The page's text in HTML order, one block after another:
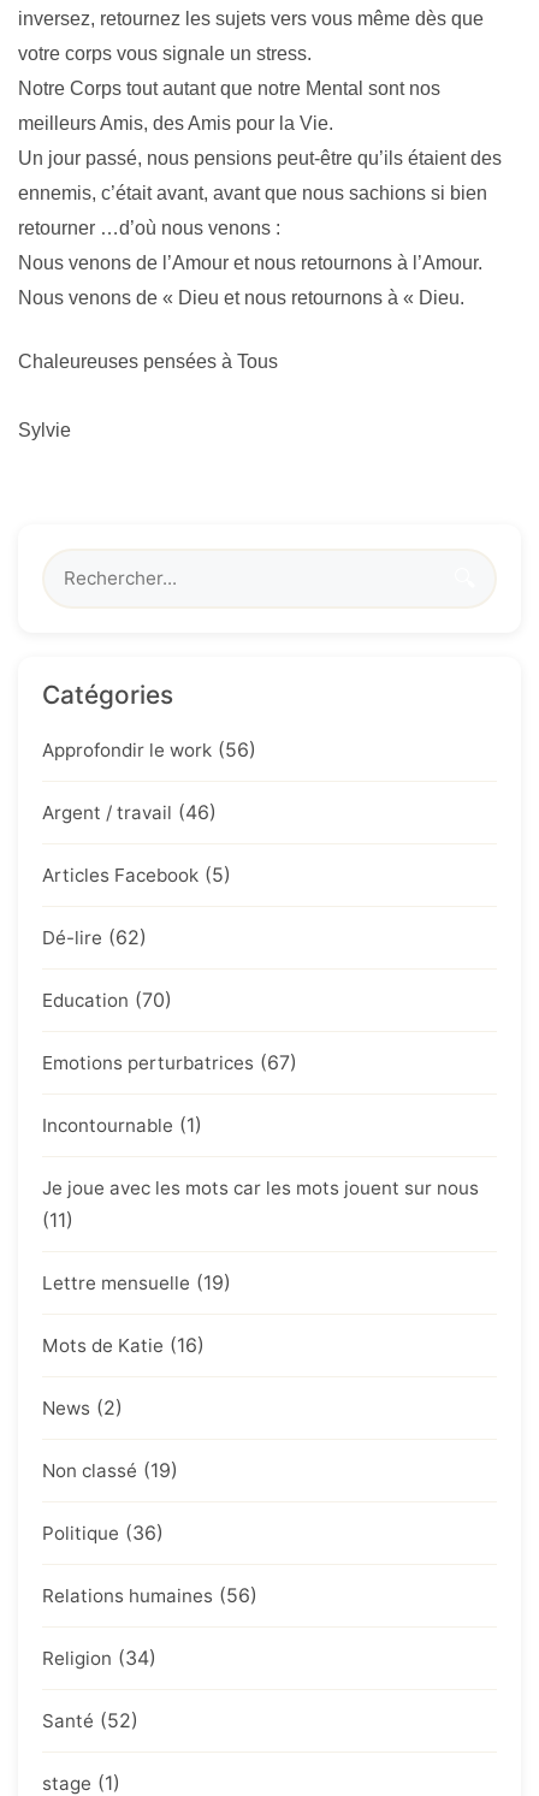
inversez, retournez les sujets vers vous même dès que
votre corps vous signale un stress.
Notre Corps tout autant que notre Mental sont nos
meilleurs Amis, des Amis pour la Vie.
Un jour passé, nous pensions peut-être qu’ils étaient des
ennemis, c’était avant, avant que nous sachions si bien
retourner …d’où nous venons :
Nous venons de l’Amour et nous retournons à l’Amour.
Nous venons de « Dieu et nous retournons à « Dieu.
Chaleureuses pensées à Tous
Sylvie
Catégories
Approfondir le work (56)
Argent / travail (46)
Articles Facebook (5)
Dé-lire (62)
Education (70)
Emotions perturbatrices (67)
Incontournable (1)
Je joue avec les mots car les mots jouent sur nous
(11)
Lettre mensuelle (19)
Mots de Katie (16)
News (2)
Non classé (19)
Politique (36)
Relations humaines (56)
Religion (34)
Santé (52)
stage (1)